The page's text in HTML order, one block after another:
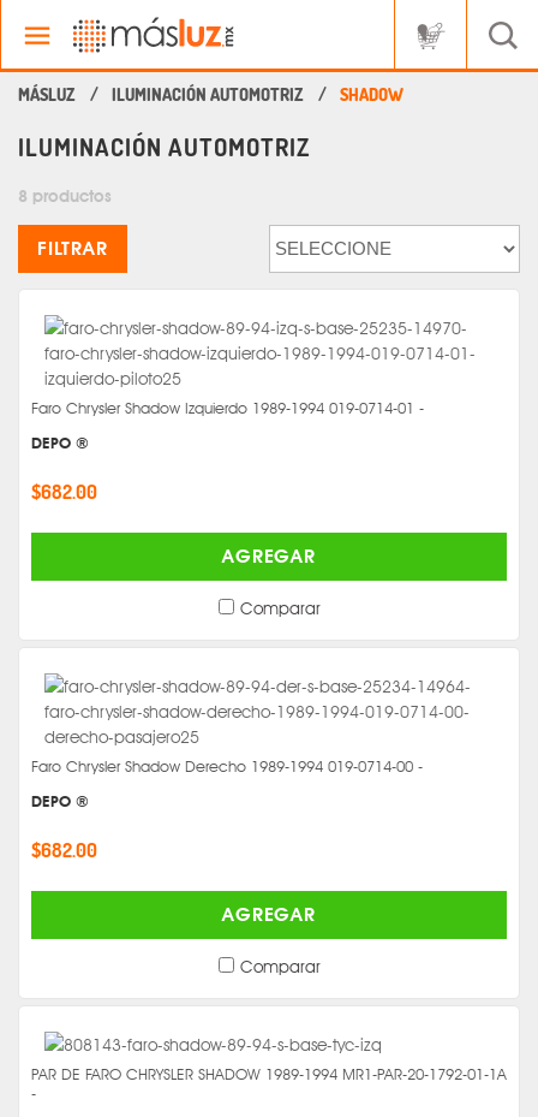
ILUMINACIÓN AUTOMOTRIZ SHADOW
ILUMINACIÓN AUTOMOTRIZ
8 productos
FILTRAR
Faro Chrysler Shadow Izquierdo 1989-1994 019-0714-01 -
DEPO ®
$682.00
AGREGAR
Comparar
Faro Chrysler Shadow Derecho 1989-1994 019-0714-00 -
DEPO ®
$682.00
AGREGAR
Comparar
PAR DE FARO CHRYSLER SHADOW 1989-1994 MR1-PAR-20-1792-01-1A
-